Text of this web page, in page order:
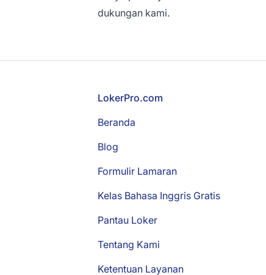
dukungan kami.
LokerPro.com
Beranda
Blog
Formulir Lamaran
Kelas Bahasa Inggris Gratis
Pantau Loker
Tentang Kami
Ketentuan Layanan